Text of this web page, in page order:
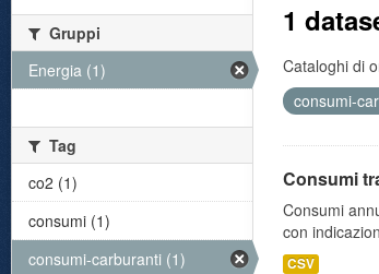
1
Cataloghi di
consumi-
Consumi
Consumi
con
CSV
Gruppi
Energia (1)
Tag
co2 (1)
consumi (1)
consumi-carburanti (1)